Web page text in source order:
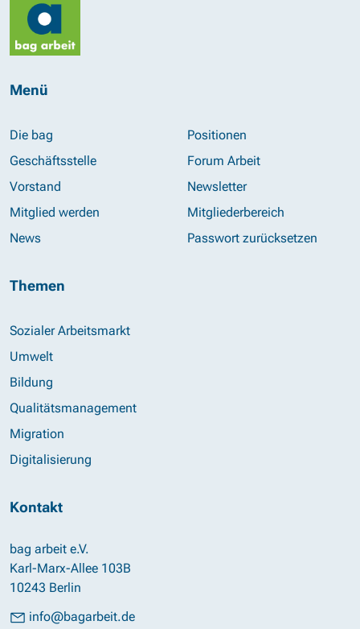
Menü
Die bag
Geschäftsstelle
Vorstand
Mitglied werden
News
Positionen
Forum Arbeit
Newsletter
Mitgliederbereich
Passwort zurücksetzen
Themen
Sozialer Arbeitsmarkt
Umwelt
Bildung
Qualitätsmanagement
Migration
Digitalisierung
Kontakt
bag arbeit e.V.
Karl-Marx-Allee 103B
10243 Berlin
info@bagarbeit.de